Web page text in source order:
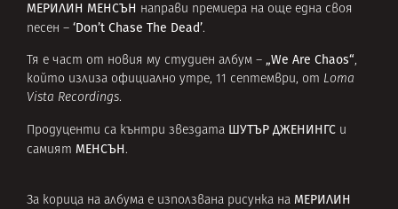
МЕРИЛИН МЕНСЪН направи премиера на още една своя
песен – ‘Don’t Chase The Dead’.
Тя е част от новия му студиен албум – „We Are Chaos“,
който излиза официално утре, 11 септември, от Loma
Vista Recordings.
Продуценти са кънтри звездата ШУТЪР ДЖЕНИНГС и
самият МЕНСЪН.
За корица на албума е използвана рисунка на МЕРИЛИН